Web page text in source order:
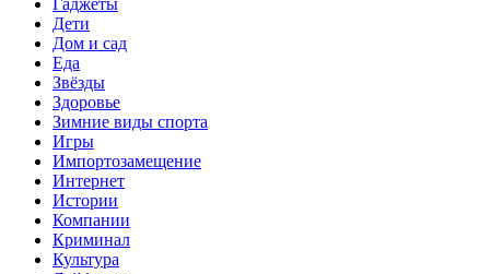
Дети
Дом и сад
Еда
Звёзды
Здоровье
Зимние виды спорта
Игры
Импортозамещение
Интернет
Истории
Компании
Криминал
Культура